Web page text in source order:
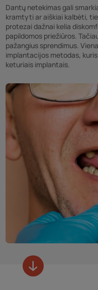
Dantų netekimas gali
kramtyti ar aiškiai kalbėti,
protezai dažnai kelia
papildomos priežiūros.
pažangius sprendimus.
implantacijos metodas,
keturiais implantais.